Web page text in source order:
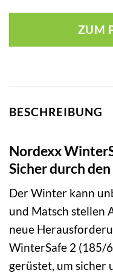
ZUM
BESCHREIBUNG
Nordexx
Sicher durch
Der Winter kann
und Matsch stellen
neue
WinterSafe 2 (185/
gerüstet, um sicher